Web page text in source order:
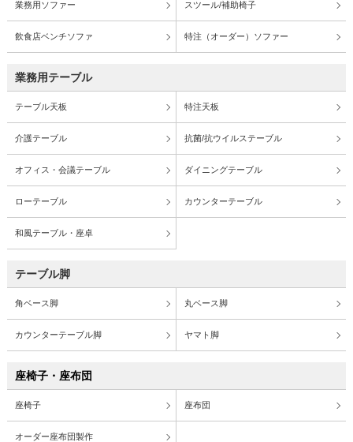
業務用ソファー スツール/補助椅子
飲食店ベンチソファ 特注（オーダー）ソファー
業務用テーブル
テーブル天板 特注天板
介護テーブル 抗菌/抗ウイルステーブル
オフィス・会議テーブル ダイニングテーブル
ローテーブル カウンターテーブル
和風テーブル・座卓
テーブル脚
角ベース脚 丸ベース脚
カウンターテーブル脚 ヤマト脚
座椅子・座布団
座椅子 座布団
オーダー座布団製作